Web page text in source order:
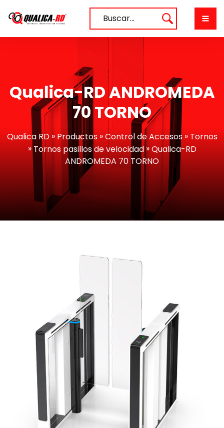
Buscar…
Qualica-RD ANDROMEDA
70 TORNO
Qualica RD» Productos»Control de Accesos» Tornos
»Tornos pasillos de velocidad»Qualica-RD
ANDROMEDA 70 TORNO